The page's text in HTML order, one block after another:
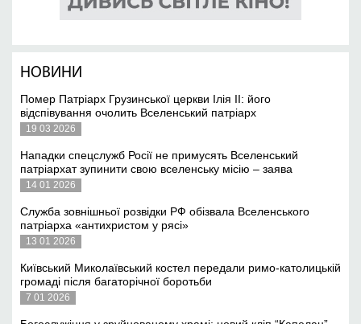
НОВИНИ
Помер Патріарх Грузинської церкви Ілія II: його
відспівування очолить Вселенський патріарх
19 03 2026
Нападки спецслужб Росії не примусять Вселенський
патріархат зупинити свою вселенську місію – заява
14 01 2026
Служба зовнішньої розвідки РФ обізвала Вселенського
патріарха «антихристом у рясі»
13 01 2026
Київський Миколаївський костел передали римо-католицькій
громаді після багаторічної боротьби
7 01 2026